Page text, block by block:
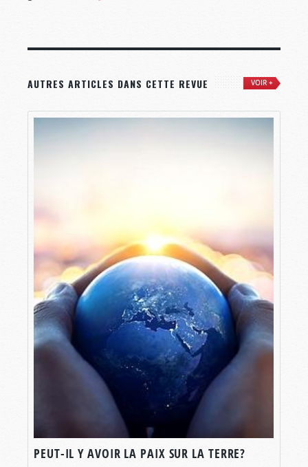
AUTRES ARTICLES DANS CETTE REVUE VOIR +
PEUT-IL Y AVOIR LA PAIX SUR LA TERRE?